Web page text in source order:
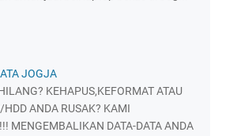
JOGJA
KEHAPUS,KEFORMAT ATAU
HDD ANDA RUSAK? KAMI
MENGEMBALIKAN DATA-DATA ANDA